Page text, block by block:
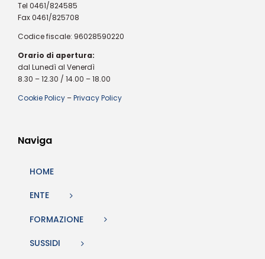
Tel 0461/824585
Fax 0461/825708
Codice fiscale: 96028590220
Orario di apertura:
dal Lunedì al Venerdì
8.30 – 12.30 / 14.00 – 18.00
Cookie Policy –Privacy Policy
Naviga
HOME
ENTE
FORMAZIONE
SUSSIDI